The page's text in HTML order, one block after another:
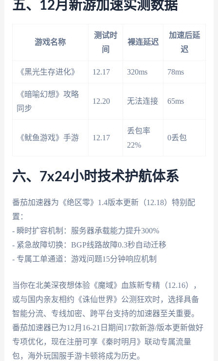
五、12月新游加速实测数据
游戏名称
测试时
间
裸连延迟
加速后延
迟
《黑光生存进化》 12.17 320ms 78ms
《暗喻幻想》攻略
同步
12.20 无法连接 65ms
《鱿鱼游戏》手游 12.17
丢包率
22%
0丢包
六、7x24小时技术护航体系
番茄加速器为《绝区零》1.4版本更新（12.18）特别配
置：
- 瞬时扩容机制：服务器承载能力提升300%
- 紧急故障切换：BGP线路故障0.3秒自动迁移
- 专属工单通道：游戏问题15分钟响应机制
当你在北美深夜想体验《魔域》血族新专精（12.16），
或与国内亲友相约《诛仙世界》公测狂欢时，选择具备
智能分流、专线加密、跨平台支持的加速器至关重要。
番茄加速器已为12月16-21日期间17款新游/版本更新做好
专项优化，现在注册可享《秦时明月》联动专属流量
包，海外玩国服手游卡顿将成为历史。